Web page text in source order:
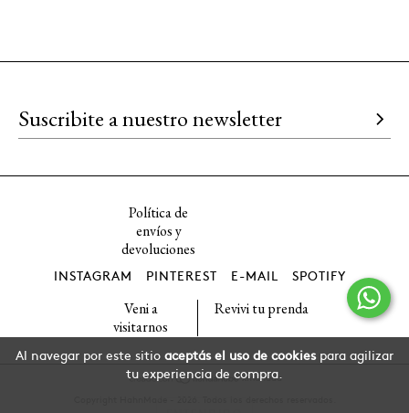
Al navegar por este sitio aceptás el uso de cookiespara agilizar
tu experiencia de compra.
Política de
envíos y
devoluciones
INSTAGRAM PINTEREST E-MAIL SPOTIFY
Veni a
visitarnos
Revivi tu prenda
xmanada